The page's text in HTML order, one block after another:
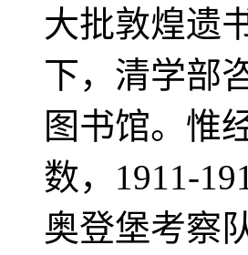
大批敦煌遗
下，清学部
图书馆。惟
数，1911-
奥登堡考察